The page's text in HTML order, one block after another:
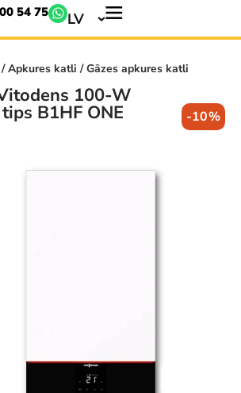
54 75 LV
/Apkures katli / Gāzes apkures katli
100-W
B1HF ONE -10%